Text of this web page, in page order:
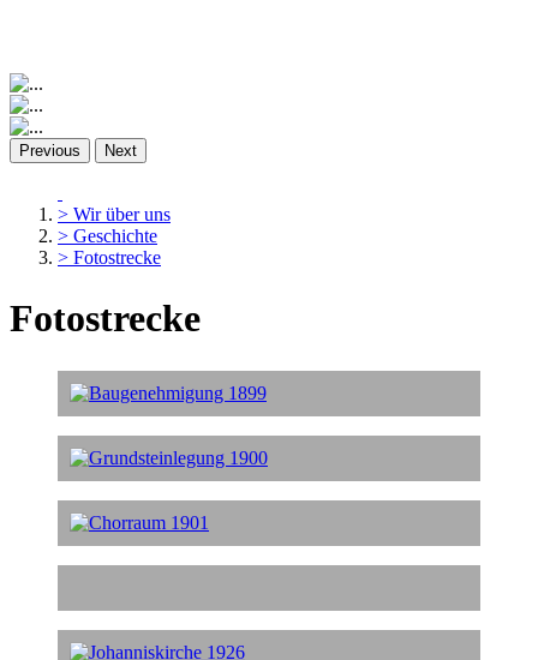
Previous Next
> Wir über uns
> Geschichte
> Fotostrecke
Fotostrecke